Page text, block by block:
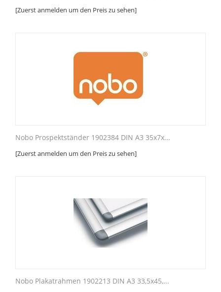
[Zuerst anmelden um den Preis zu sehen]
Nobo Prospektständer 1902384 DIN A3 35x7x...
[Zuerst anmelden um den Preis zu sehen]
Nobo Plakatrahmen 1902213 DIN A3 33,5x45,...